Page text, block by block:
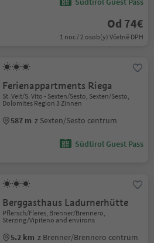
Od 74€
1 noc / 2 osob(y) Včetně DPH
Ferienappartments Riega
St. Veit/S. Vito - Sexten/Sesto, Sexten/Sesto,
Dolomites Region 3 Zinnen
587 m z Sexten/Sesto centrum
Südtirol Guest Pass
Berggasthaus Ladurnerhütte
Pflersch/Fleres, Brenner/Brennero,
Sterzing/Vipiteno and environs
5.2 km z Brenner/Brennero centrum